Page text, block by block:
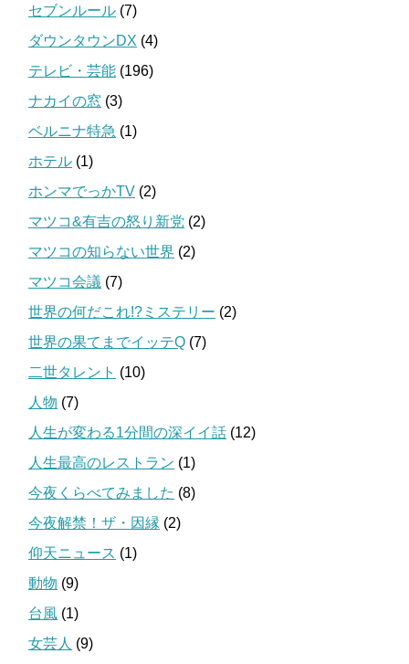
セブンルール (7)
ダウンタウンDX (4)
テレビ・芸能 (196)
ナカイの窓 (3)
ベルニナ特急 (1)
ホテル (1)
ホンマでっかTV (2)
マツコ&有吉の怒り新党 (2)
マツコの知らない世界 (2)
マツコ会議 (7)
世界の何だこれ!?ミステリー (2)
世界の果てまでイッテQ (7)
二世タレント (10)
人物 (7)
人生が変わる1分間の深イイ話 (12)
人生最高のレストラン (1)
今夜くらべてみました (8)
今夜解禁！ザ・因縁 (2)
仰天ニュース (1)
動物 (9)
台風 (1)
女芸人 (9)